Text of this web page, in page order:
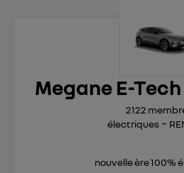
Megane E-
électriques
2122
nouvelle ère 100%